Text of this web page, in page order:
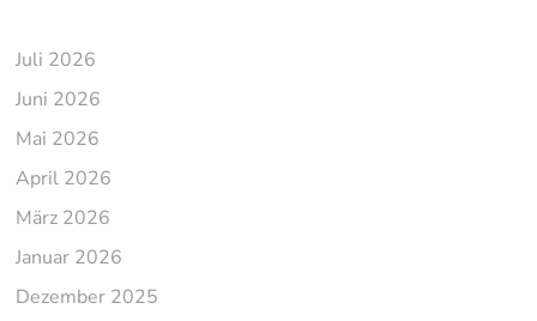
Juli 2026
Juni 2026
Mai 2026
April 2026
März 2026
Januar 2026
Dezember 2025